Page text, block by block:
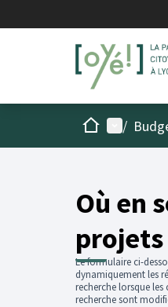
AccueilMenu
/
Où en
projets
Le formulaire ci-
dynamiquement les
recherche lorsque
recherche sont